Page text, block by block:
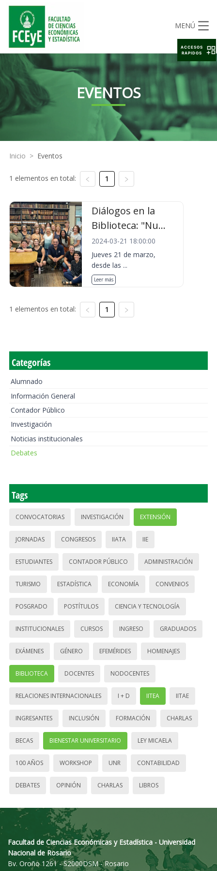
MENÚ
EVENTOS
Inicio > Eventos
1 elementos en total: 1
Diálogos en la
Biblioteca: "Nu...
2024-03-21 18:00:00
Jueves 21 de marzo,
desde las ...
Leer más
1 elementos en total: 1
Categorías
Alumnado
Información General
Contador Público
Investigación
Noticias institucionales
Debates
Tags
CONVOCATORIAS INVESTIGACIÓN EXTENSIÓN
JORNADAS CONGRESOS IIATA IIE
ESTUDIANTES CONTADOR PÚBLICO ADMINISTRACIÓN
TURISMO ESTADÍSTICA ECONOMÍA CONVENIOS
POSGRADO POSTÍTULOS CIENCIA Y TECNOLOGÍA
INSTITUCIONALES CURSOS INGRESO GRADUADOS
EXÁMENES GÉNERO EFEMÉRIDES HOMENAJES
BIBLIOTECA DOCENTES NODOCENTES
RELACIONES INTERNACIONALES I + D IITEA IITAE
INGRESANTES INCLUSIÓN FORMACIÓN CHARLAS
BECAS BIENESTAR UNIVERSITARIO LEY MICAELA
100 AÑOS WORKSHOP UNR CONTABILIDAD
DEBATES OPINIÓN CHARLAS LIBROS
Facultad de Ciencias Económicas y Estadística - Universidad
Nacional de Rosario
Bv. Oroño 1261 - S2000DSM - Rosario
ACCESOS
RAPIDOS